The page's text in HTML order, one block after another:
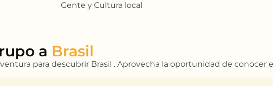
Gente y Cultura local
a
para descubrir Brasil . Aprovecha la oportunidad de